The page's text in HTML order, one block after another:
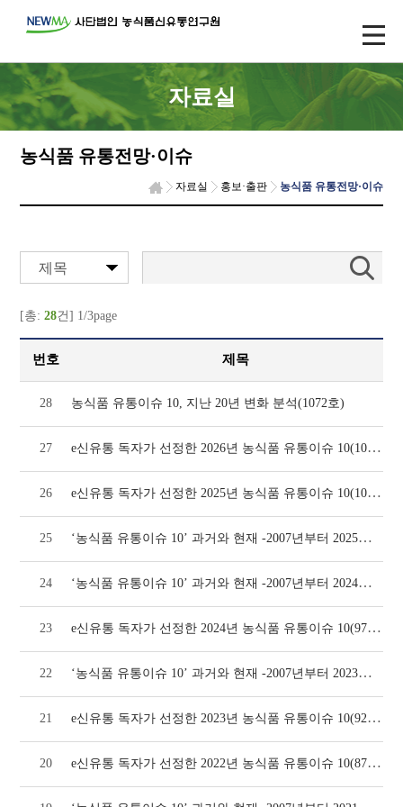
자료실
농식품 유통전망·이슈
자료실 홍보·출판 농식품 유통전망·이슈
제목
[총:28건] 1/3page
번호 제목
28 농식품 유통이슈 10, 지난 20년 변화 분석(1072호)
27 e신유통 독자가 선정한 2026년 농식품 유통이슈 10(1072호)
26 e신유통 독자가 선정한 2025년 농식품 유통이슈 10(1024호)
25 ‘농식품 유통이슈 10’ 과거와 현재 -2007년부터 2025년까지(1024호)
24 ‘농식품 유통이슈 10’ 과거와 현재 -2007년부터 2024년까지(970호)
23 e신유통 독자가 선정한 2024년 농식품 유통이슈 10(970호)
22 ‘농식품 유통이슈 10’ 과거와 현재 -2007년부터 2023년까지(924호)
21 e신유통 독자가 선정한 2023년 농식품 유통이슈 10(924호)
20 e신유통 독자가 선정한 2022년 농식품 유통이슈 10(874호)